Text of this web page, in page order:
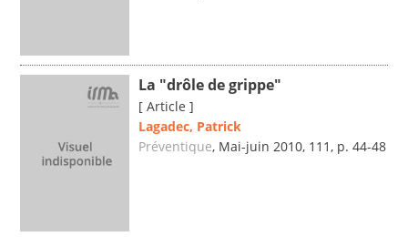
La "drôle de grippe"
[ Article ]
Lagadec, Patrick
Préventique, Mai-juin 2010, 111, p. 44-48